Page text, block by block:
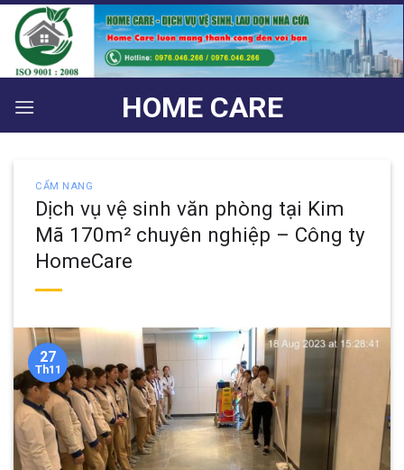
Bỏ
qua
nội
dung
HOME CARE
CẨM NANG
Dịch vụ vệ sinh văn phòng tại Kim
Mã 170m² chuyên nghiệp – Công ty
HomeCare
27
Th11